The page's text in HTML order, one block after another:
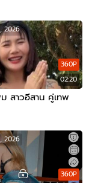
02:20
360P
2026
สาวอีสาน คู่เทพ
360P
2026